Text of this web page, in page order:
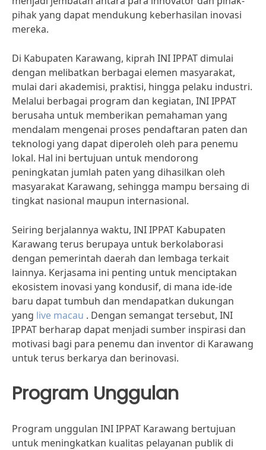
pihak yang dapat mendukung keberhasilan inovasi
mereka.
Di Kabupaten Karawang, kiprah INI IPPAT dimulai
dengan melibatkan berbagai elemen masyarakat,
mulai dari akademisi, praktisi, hingga pelaku industri.
Melalui berbagai program dan kegiatan, INI IPPAT
berusaha untuk memberikan pemahaman yang
mendalam mengenai proses pendaftaran paten dan
teknologi yang dapat diperoleh oleh para penemu
lokal. Hal ini bertujuan untuk mendorong
peningkatan jumlah paten yang dihasilkan oleh
masyarakat Karawang, sehingga mampu bersaing di
tingkat nasional maupun internasional.
Seiring berjalannya waktu, INI IPPAT Kabupaten
Karawang terus berupaya untuk berkolaborasi
dengan pemerintah daerah dan lembaga terkait
lainnya. Kerjasama ini penting untuk menciptakan
ekosistem inovasi yang kondusif, di mana ide-ide
baru dapat tumbuh dan mendapatkan dukungan
yang live macau . Dengan semangat tersebut, INI
IPPAT berharap dapat menjadi sumber inspirasi dan
motivasi bagi para penemu dan inventor di Karawang
untuk terus berkarya dan berinovasi.
Program Unggulan
Program unggulan INI IPPAT Karawang bertujuan
untuk meningkatkan kualitas pelayanan publik di